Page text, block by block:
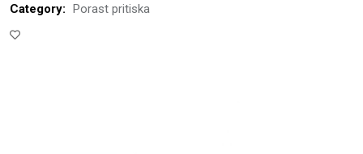
Category: Porast pritiska